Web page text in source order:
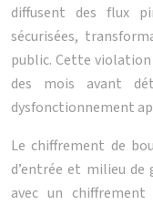
diffusent des flux
sécurisées,
public. Cette
des mois avant
dysfonctionnement
Le chiffrement de
d’entrée et milieu
avec un